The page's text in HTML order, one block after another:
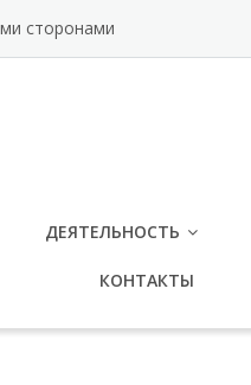
сторонами
ДЕЯТЕЛЬНОСТЬ
КОНТАКТЫ